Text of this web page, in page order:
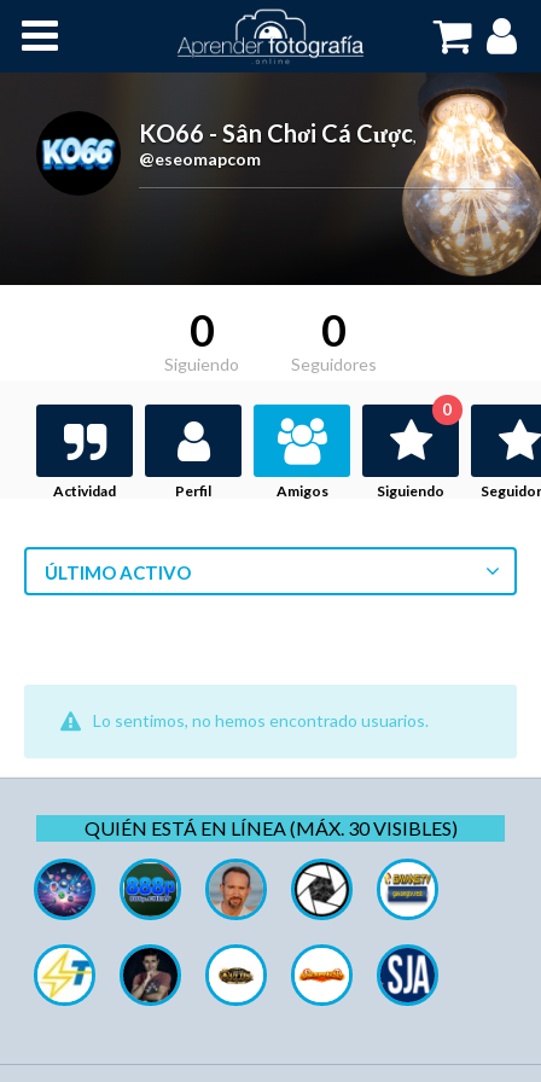
Cursos OnLine
KO66 - Sân Chơi Cá Cược,
@eseomapcom
0
Siguiendo
0
Seguidores
Actividad Perfil Amigos Siguiendo
0
ÚLTIMO ACTIVO
Lo sentimos, no hemos encontrado usuarios.
QUIÉN ESTÁ EN LÍNEA (MÁX. 30 VISIBLES)